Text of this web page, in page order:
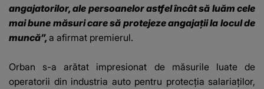
angajatorilor, ale persoanelor astfel încât să luăm cele
mai bune măsuri care să protejeze angajaţii la locul de
muncă”, a afirmat premierul.
Orban s-a arătat impresionat de măsurile luate de
operatorii din industria auto pentru protecţia salariaţilor,